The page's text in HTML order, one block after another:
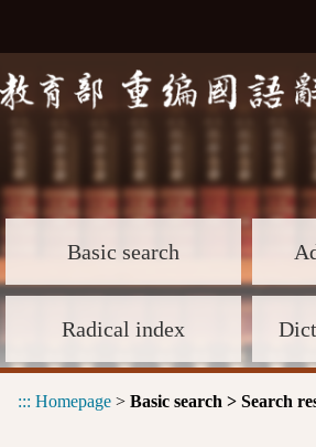
Basic search
Radical index
::: Homepage > Basic search > Search